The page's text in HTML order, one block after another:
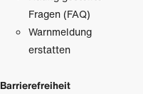
Fragen (FAQ)
Warnmeldung
erstatten
Barrierefreiheit